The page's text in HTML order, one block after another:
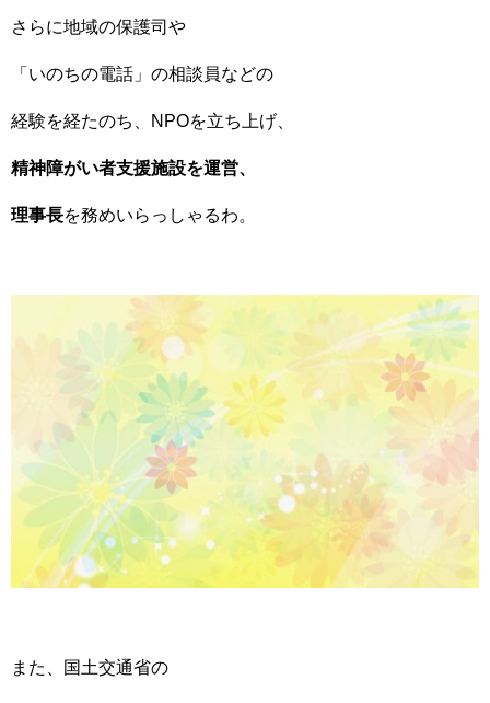
さらに地域の保護司や
「いのちの電話」の相談員などの
経験を経たのち、NPOを立ち上げ、
精神障がい者支援施設を運営、
理事長を務めいらっしゃるわ。
また、国土交通省の